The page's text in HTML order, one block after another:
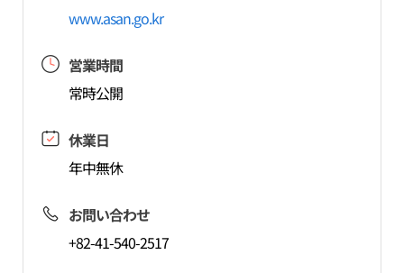
www.asan.go.kr
営業時間
常時公開
休業日
年中無休
お問い合わせ
+82-41-540-2517